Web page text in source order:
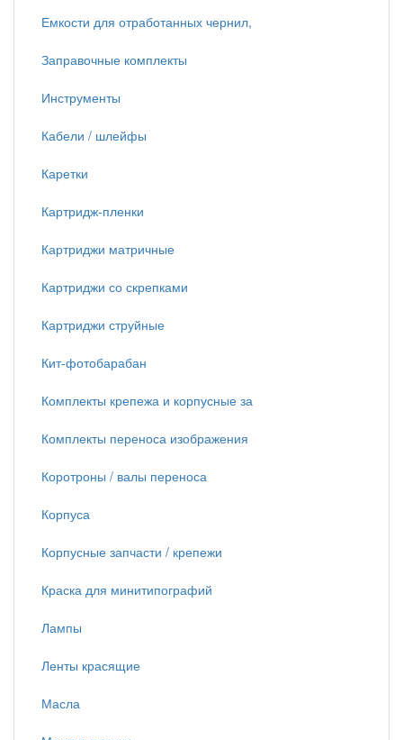
Емкости для отработанных чернил,
Заправочные комплекты
Инструменты
Кабели / шлейфы
Каретки
Картридж-пленки
Картриджи матричные
Картриджи со скрепками
Картриджи струйные
Кит-фотобарабан
Комплекты крепежа и корпусные за
Комплекты переноса изображения
Коротроны / валы переноса
Корпуса
Корпусные запчасти / крепежи
Краска для минитипографий
Лампы
Ленты красящие
Масла